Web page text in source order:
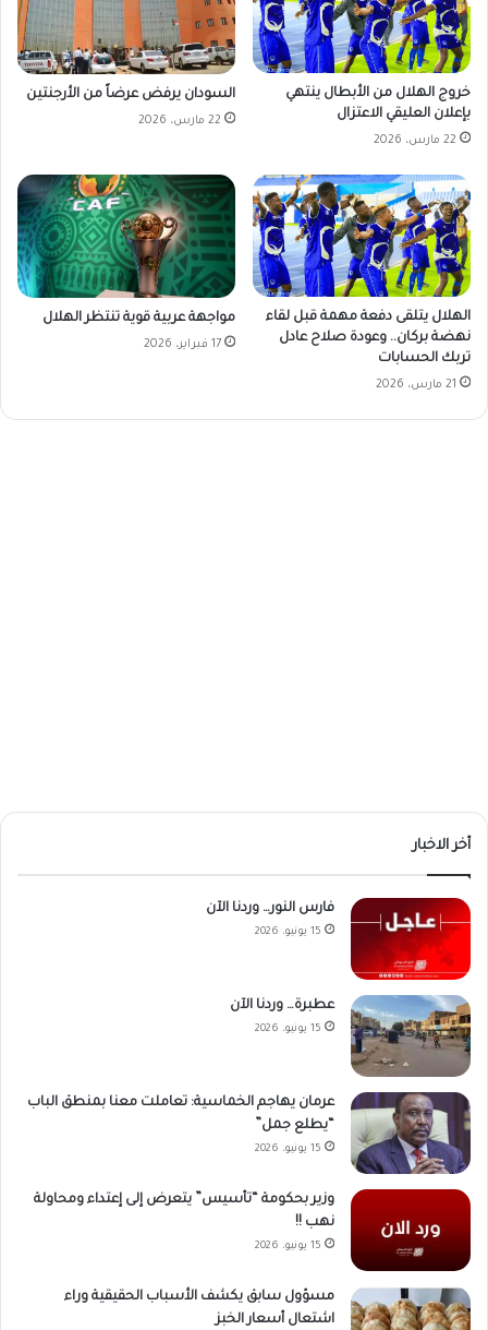
خروج الهلال من الأبطال ينتهي
بإعلان العليقي الاعتزال
22 مارس، 2026
السودان يرفض عرضاً من الأرجنتين
22 مارس، 2026
الهلال يتلقى دفعة مهمة قبل لقاء
نهضة بركان.. وعودة صلاح عادل
تربك الحسابات
21 مارس، 2026
مواجهة عربية قوية تنتظر الهلال
17 فبراير، 2026
أخر الاخبار
فارس النور… وردنا الآن
15 يونيو، 2026
عطبرة… وردنا الآن
15 يونيو، 2026
عرمان يهاجم الخماسية: تعاملت معنا بمنطق الباب
“يطلع جمل”
15 يونيو، 2026
وزير بحكومة “تأسيس” يتعرض إلى إعتداء ومحاولة
نهب !!
15 يونيو، 2026
مسؤول سابق يكشف الأسباب الحقيقية وراء
اشتعال أسعار الخبز